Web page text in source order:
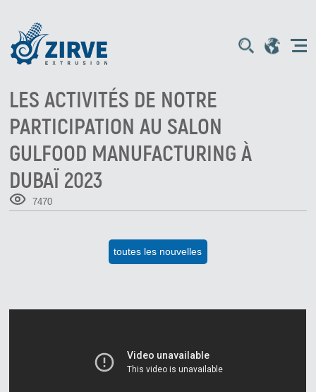
LES ACTIVITÉS DE NOTRE
PARTICIPATION AU SALON
GULFOOD MANUFACTURING À
DUBAÏ 2023
7470
toutes les nouvelles